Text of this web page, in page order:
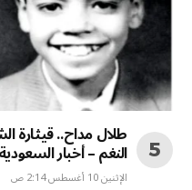
طلال مداح..
النغم – أخبار السعودية
الإثنين 10 أغسطس 2:14 ص